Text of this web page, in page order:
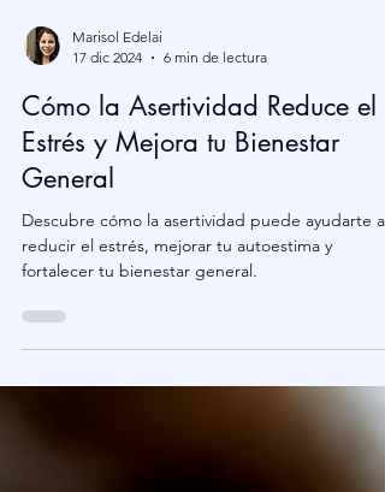
17 dic 2024
6 min de lectura
Cómo la Asertividad Reduce el
Estrés y Mejora tu Bienestar
General
Descubre cómo la asertividad puede ayudarte a
fortalecer tu bienestar general.